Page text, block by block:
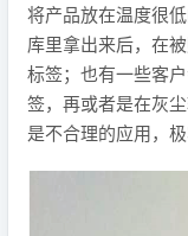
将产品放在温度很
库里拿出来后，在
标签；也有一些客
签，再或者是在灰
是不合理的应用，